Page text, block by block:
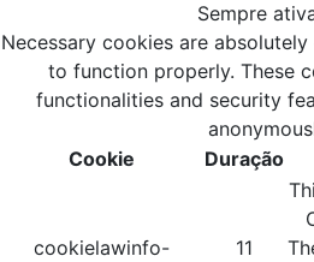
Sempre
Necessary cookies are
to function properly. These
functionalities and security
Cookie
Duração
cookielawinfo-
11